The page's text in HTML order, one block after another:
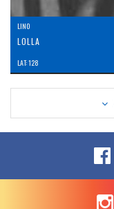
LINO
LOLLA
LAT: 128